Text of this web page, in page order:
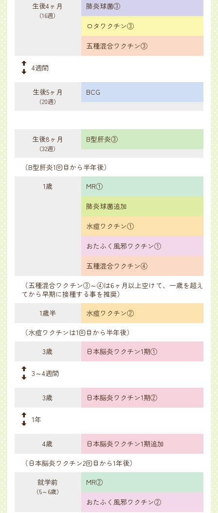
生後4ヶ月
（16週）
肺炎球菌③
ロタワクチン③
五種混合ワクチン③
4週間
生後5ヶ月
（20週）
BCG
生後8ヶ月
（32週）
B型肝炎③
（B型肝炎1回目から半年後）
1歳
MR①
肺炎球菌追加
水痘ワクチン①
おたふく風邪ワクチン①
五種混合ワクチン④
（五種混合ワクチン③～④は6ヶ月以上空けて、一歳を超え
てから早期に接種する事を推奨）
1歳半
水痘ワクチン②
（水痘ワクチンは1回目から半年後）
3歳
日本脳炎ワクチン1期①
3～4週間
3歳 日本脳炎ワクチン1期②
1年
4歳
日本脳炎ワクチン1期追加
（日本脳炎ワクチン2回目から1年後）
就学前
（5～6歳）
MR②
おたふく風邪ワクチン②